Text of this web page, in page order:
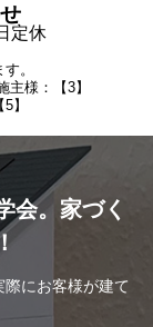
定休
。
主様：【3】
】
会。家づく
にお客様が建て